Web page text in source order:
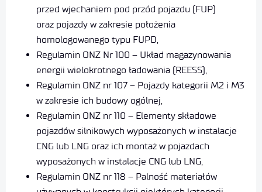
przed wjechaniem pod przód pojazdu (FUP)
oraz pojazdy w zakresie położenia
homologowanego typu FUPD,
Regulamin ONZ Nr 100 – Układ magazynowania
energii wielokrotnego ładowania (REESS),
Regulamin ONZ nr 107 – Pojazdy kategorii M2 i M3
w zakresie ich budowy ogólnej,
Regulamin ONZ nr 110 – Elementy składowe
pojazdów silnikowych wyposażonych w instalacje
CNG lub LNG oraz ich montaż w pojazdach
wyposażonych w instalacje CNG lub LNG,
Regulamin ONZ nr 118 – Palność materiałów